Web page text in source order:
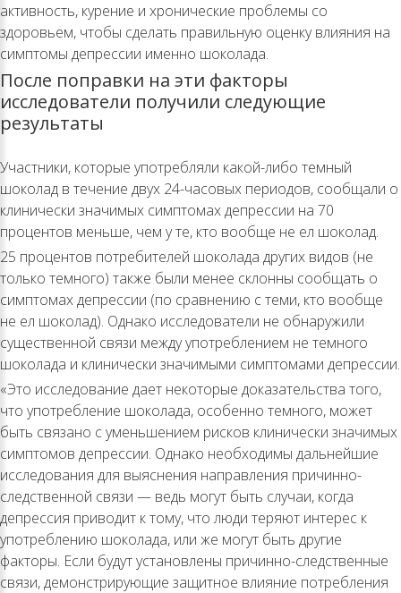
активность, курение и хронические проблемы со
здоровьем, чтобы сделать правильную оценку влияния на
симптомы депрессии именно шоколада.
После поправки на эти факторы
исследователи получили следующие
результаты
Участники, которые употребляли какой-либо темный
шоколад в течение двух 24-часовых периодов, сообщали о
клинически значимых симптомах депрессии на 70
процентов меньше, чем у те, кто вообще не ел шоколад.
25 процентов потребителей шоколада других видов (не
только темного) также были менее склонны сообщать о
симптомах депрессии (по сравнению с теми, кто вообще
не ел шоколад). Однако исследователи не обнаружили
существенной связи между употреблением не темного
шоколада и клинически значимыми симптомами депрессии.
«Это исследование дает некоторые доказательства того,
что употребление шоколада, особенно темного, может
быть связано с уменьшением рисков клинически значимых
симптомов депрессии. Однако необходимы дальнейшие
исследования для выяснения направления причинно-
следственной связи — ведь могут быть случаи, когда
депрессия приводит к тому, что люди теряют интерес к
употреблению шоколада, или же могут быть другие
факторы. Если будут установлены причинно-следственные
связи, демонстрирующие защитное влияние потребления